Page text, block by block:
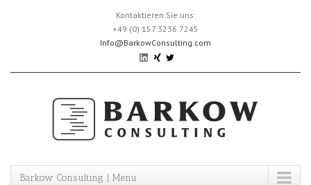
Kontaktieren Sie uns:
+49 (0) 157 3236 7245
Info@BarkowConsulting.com
Barkow Consulting | Menu